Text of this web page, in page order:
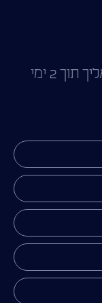
או השאירו פרטים ואדאג לחזור אליך תוך 2 ימי